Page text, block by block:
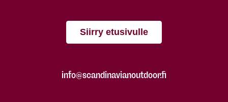
Siirry etusivulle
info@scandinavianoutdoor.fi